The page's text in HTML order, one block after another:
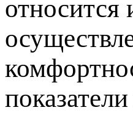
относится